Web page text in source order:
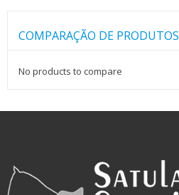
COMPARAÇÃO DE PRODUTOS
No products to compare